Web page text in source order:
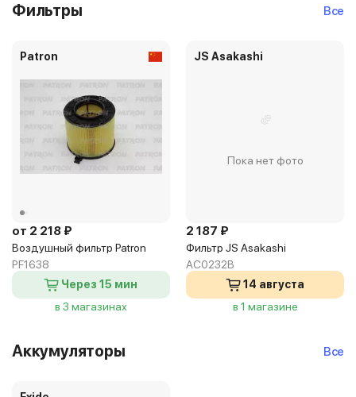
Фильтры Все
Patron
от 2 218 ₽
Воздушный фильтр Patron
PF1638
Через 15 мин
в 3 магазинах
Пока нет фото
JS Asakashi
2 187 ₽
Фильтр JS Asakashi
AC0232B
14 августа
в 1 магазине
Аккумуляторы Все